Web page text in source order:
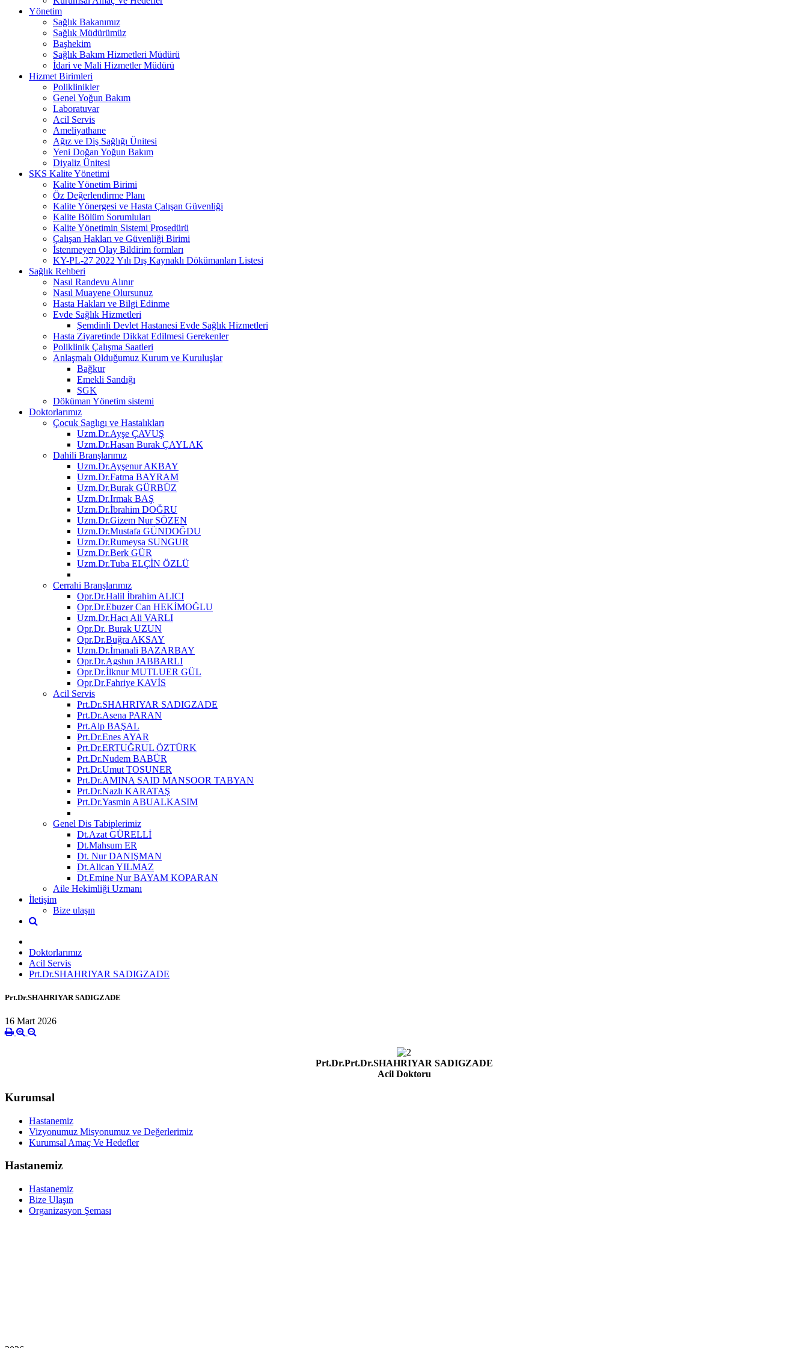
Yönetim
Sağlık Bakanımız
Sağlık Müdürümüz
Başhekim
Sağlık Bakım Hizmetleri Müdürü
İdari ve Mali Hizmetler Müdürü
Hizmet Birimleri
Poliklinikler
Genel Yoğun Bakım
Laboratuvar
Acil Servis
Ameliyathane
Ağız ve Diş Sağlığı Ünitesi
Yeni Doğan Yoğun Bakım
Diyaliz Ünitesi
SKS Kalite Yönetimi
Kalite Yönetim Birimi
Öz Değerlendirme Planı
Kalite Yönergesi ve Hasta Çalışan Güvenliği
Kalite Bölüm Sorumluları
Kalite Yönetimin Sistemi Prosedürü
Çalışan Hakları ve Güvenliği Birimi
İstenmeyen Olay Bildirim formları
KY-PL-27 2022 Yılı Dış Kaynaklı Dökümanları Listesi
Sağlık Rehberi
Nasıl Randevu Alınır
Nasıl Muayene Olursunuz
Hasta Hakları ve Bilgi Edinme
Evde Sağlık Hizmetleri
Şemdinli Devlet Hastanesi Evde Sağlık Hizmetleri
Hasta Ziyaretinde Dikkat Edilmesi Gerekenler
Poliklinik Çalışma Saatleri
Anlaşmalı Olduğumuz Kurum ve Kuruluşlar
Bağkur
Emekli Sandığı
SGK
Döküman Yönetim sistemi
Doktorlarımız
Çocuk Saglıgı ve Hastalıkları
Uzm.Dr.Ayşe ÇAVUŞ
Uzm.Dr.Hasan Burak ÇAYLAK
Dahili Branşlarımız
Uzm.Dr.Ayşenur AKBAY
Uzm.Dr.Fatma BAYRAM
Uzm.Dr.Burak GÜRBÜZ
Uzm.Dr.Irmak BAŞ
Uzm.Dr.İbrahim DOĞRU
Uzm.Dr.Gizem Nur SÖZEN
Uzm.Dr.Mustafa GÜNDOĞDU
Uzm.Dr.Rumeysa SUNGUR
Uzm.Dr.Berk GÜR
Uzm.Dr.Tuba ELÇİN ÖZLÜ
Cerrahi Branşlarımız
Opr.Dr.Halil İbrahim ALICI
Opr.Dr.Ebuzer Can HEKİMOĞLU
Uzm.Dr.Hacı Ali VARLI
Opr.Dr. Burak UZUN
Opr.Dr.Buğra AKSAY
Uzm.Dr.İmanali BAZARBAY
Opr.Dr.Agshın JABBARLI
Opr.Dr.İlknur MUTLUER GÜL
Opr.Dr.Fahriye KAVİS
Acil Servis
Prt.Dr.SHAHRIYAR SADIGZADE
Prt.Dr.Asena PARAN
Prt.Alp BAŞAL
Prt.Dr.Enes AYAR
Prt.Dr.ERTUĞRUL ÖZTÜRK
Prt.Dr.Nudem BABÜR
Prt.Dr.Umut TOSUNER
Prt.Dr.AMINA SAID MANSOOR TABYAN
Prt.Dr.Nazlı KARATAŞ
Prt.Dr.Yasmin ABUALKASIM
Genel Dis Tabiplerimiz
Dt.Azat GÜRELLİ
Dt.Mahsum ER
Dt. Nur DANIŞMAN
Dt.Alican YILMAZ
Dt.Emine Nur BAYAM KOPARAN
Aile Hekimliği Uzmanı
İletişim
Bize ulaşın
Doktorlarımız
Acil Servis
Prt.Dr.SHAHRIYAR SADIGZADE
Prt.Dr.SHAHRIYAR SADIGZADE
16 Mart 2026
Prt.Dr.Prt.Dr.SHAHRIYAR SADIGZADE
Acil Doktoru
Kurumsal
Hastanemiz
Vizyonumuz Misyonumuz ve Değerlerimiz
Kurumsal Amaç Ve Hedefler
Hastanemiz
Hastanemiz
Bize Ulaşın
Organizasyon Şeması